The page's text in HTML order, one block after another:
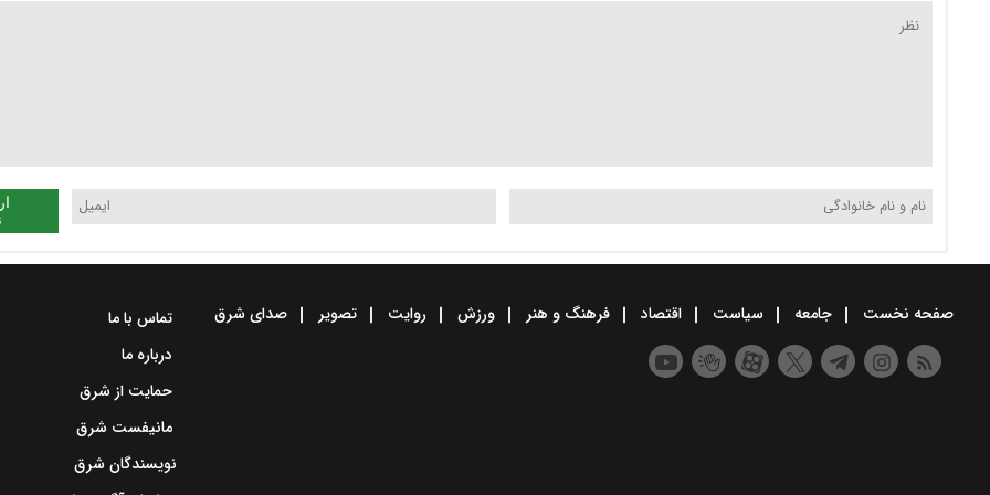
ویدئو
صفحه نخست جامعه سیاست اقتصاد فرهنگ و هنر ورزش روایت تصویر صدای شرق
تماس با ما
درباره ما
حمایت از شرق
مانیفست شرق
نویسندگان شرق